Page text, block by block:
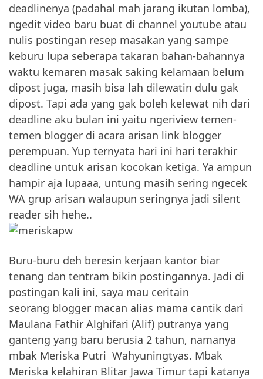
deadlinenya (padahal mah jarang ikutan lomba),
ngedit video baru buat di channel youtube atau
nulis postingan resep masakan yang sampe
keburu lupa seberapa takaran bahan-bahannya
waktu kemaren masak saking kelamaan belum
dipost juga, masih bisa lah dilewatin dulu gak
dipost. Tapi ada yang gak boleh kelewat nih dari
deadline aku bulan ini yaitu ngeriview temen-
temen blogger di acara arisan link blogger
perempuan. Yup ternyata hari ini hari terakhir
deadline untuk arisan kocokan ketiga. Ya ampun
hampir aja lupaaa, untung masih sering ngecek
WA grup arisan walaupun seringnya jadi silent
reader sih hehe..
Buru-buru deh beresin kerjaan kantor biar
tenang dan tentram bikin postingannya. Jadi di
postingan kali ini, saya mau ceritain
seorang blogger macan alias mama cantik dari
Maulana Fathir Alghifari (Alif) putranya yang
ganteng yang baru berusia 2 tahun, namanya
mbak Meriska Putri Wahyuningtyas. Mbak
Meriska kelahiran Blitar Jawa Timur tapi katanya